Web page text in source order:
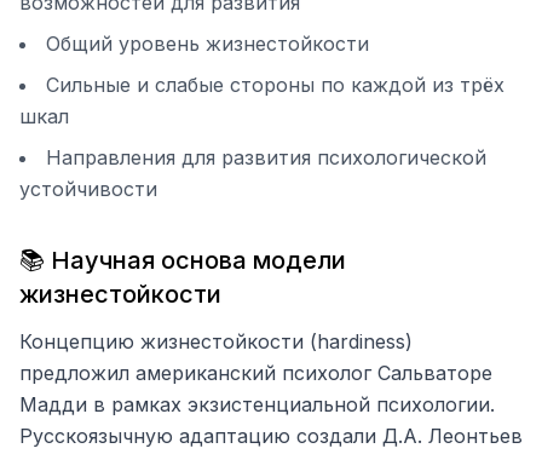
Общий уровень жизнестойкости
Сильные и слабые стороны по каждой из трёх
шкал
Направления для развития психологической
устойчивости
📚 Научная основа модели
жизнестойкости
Концепцию жизнестойкости (hardiness)
предложил американский психолог Сальваторе
Мадди в рамках экзистенциальной психологии.
Русскоязычную адаптацию создали Д.А. Леонтьев